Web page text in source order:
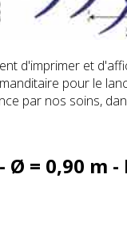
d'imprimer et
pour le
par nos soins,
= 0,90 m